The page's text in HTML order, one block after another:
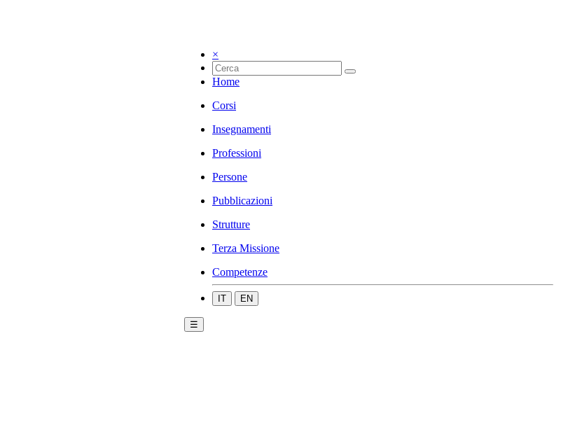
×
Home
Corsi
Insegnamenti
Professioni
Persone
Pubblicazioni
Strutture
Terza Missione
Competenze
IT EN
☰